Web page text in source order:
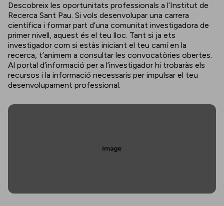
Descobreix les oportunitats professionals a l’Institut de
Recerca Sant Pau. Si vols desenvolupar una carrera
científica i formar part d’una comunitat investigadora de
primer nivell, aquest és el teu lloc. Tant si ja ets
investigador com si estàs iniciant el teu camí en la
recerca, t’animem a consultar les convocatòries obertes.
Al portal d’informació per a l’investigador hi trobaràs els
recursos i la informació necessaris per impulsar el teu
desenvolupament professional.